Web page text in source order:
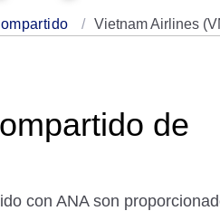
Vietnam Airlines
de
con ANA son